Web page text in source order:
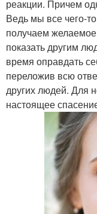
реакции. Причем
Ведь мы все чего-
получаем
показать другим
время оправдать
переложив всю
других людей. Для
настоящее